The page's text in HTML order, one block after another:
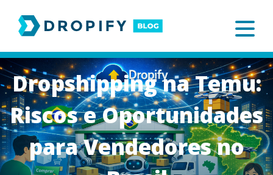
content
Dropshipping na Temu:
Riscos e Oportunidades
para Vendedores no